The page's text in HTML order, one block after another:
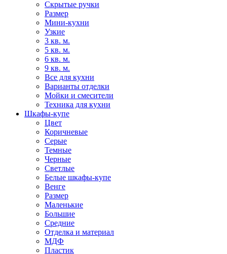
Скрытые ручки
Размер
Мини-кухни
Узкие
3 кв. м.
5 кв. м.
6 кв. м.
9 кв. м.
Все для кухни
Варианты отделки
Мойки и смесители
Техника для кухни
Шкафы-купе
Цвет
Коричневые
Серые
Темные
Черные
Светлые
Белые шкафы-купе
Венге
Размер
Маленькие
Большие
Средние
Отделка и материал
МДФ
Пластик